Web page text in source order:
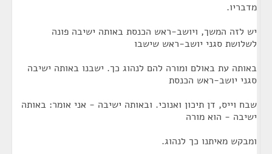
מדבריו.
יש לזה המשך, ויושב-ראש הכנסת באותה ישיבה פונה
לשלושת סגני יושב-ראש שישבו
באותה עת באולם ומורה להם לנהוג כך. ישבנו באותה ישיבה
סגני יושב-ראש הכנסת
שבח וייס, דן תיכון ואנוכי. ובאותה ישיבה - אני אומר: באותה
ישיבה - הוא מורה
ומבקש מאיתנו כך לנהוג.